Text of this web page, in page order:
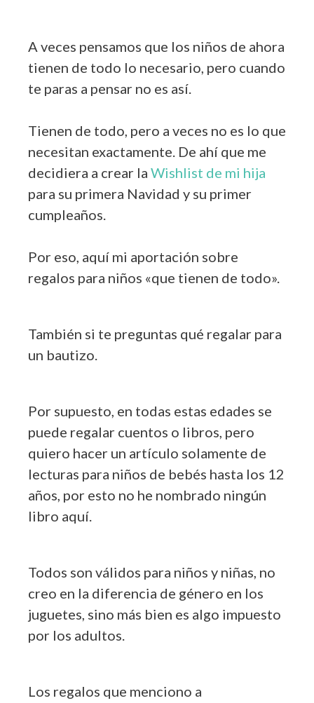
A veces pensamos que los niños de ahora
tienen de todo lo necesario, pero cuando
te paras a pensar no es así.
Tienen de todo, pero a veces no es lo que
necesitan exactamente. De ahí que me
decidiera a crear la Wishlist de mi hija
para su primera Navidad y su primer
cumpleaños.
Por eso, aquí mi aportación sobre
regalos para niños «que tienen de todo».
También si te preguntas qué regalar para
un bautizo.
Por supuesto, en todas estas edades se
puede regalar cuentos o libros, pero
quiero hacer un artículo solamente de
lecturas para niños de bebés hasta los 12
años, por esto no he nombrado ningún
libro aquí.
Todos son válidos para niños y niñas, no
creo en la diferencia de género en los
juguetes, sino más bien es algo impuesto
por los adultos.
Los regalos que menciono a